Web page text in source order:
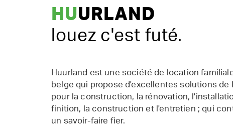
HUURLAND
louez c'est futé.
Huurland est une société de location
belge qui propose d'excellentes solutions de
pour la construction, la rénovation,
finition, la construction et l'entretien ; qui
un savoir-faire fier.